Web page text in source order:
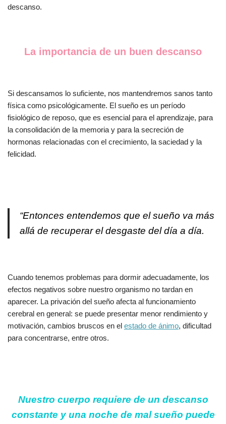
descanso.
La importancia de un buen descanso
Si descansamos lo suficiente, nos mantendremos sanos tanto
física como psicológicamente. El sueño es un período
fisiológico de reposo, que es esencial para el aprendizaje, para
la consolidación de la memoria y para la secreción de
hormonas relacionadas con el crecimiento, la saciedad y la
felicidad.
“Entonces entendemos que el sueño va más
allá de recuperar el desgaste del día a día.
Cuando tenemos problemas para dormir adecuadamente, los
efectos negativos sobre nuestro organismo no tardan en
aparecer. La privación del sueño afecta al funcionamiento
cerebral en general: se puede presentar menor rendimiento y
motivación, cambios bruscos en el estado de ánimo, dificultad
para concentrarse, entre otros.
Nuestro cuerpo requiere de un descanso
constante y una noche de mal sueño puede